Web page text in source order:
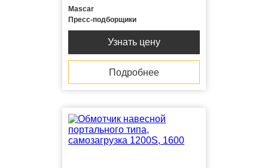
Mascar
Пресс-подборщики
Узнать цену
Подробнее